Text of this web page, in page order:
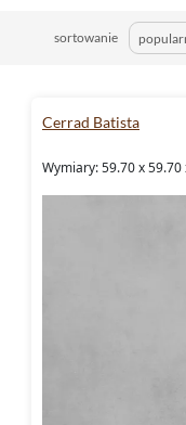
odkrycia
sortowanie
Cerrad Batista
Wymiary: 59.70 x 59.70